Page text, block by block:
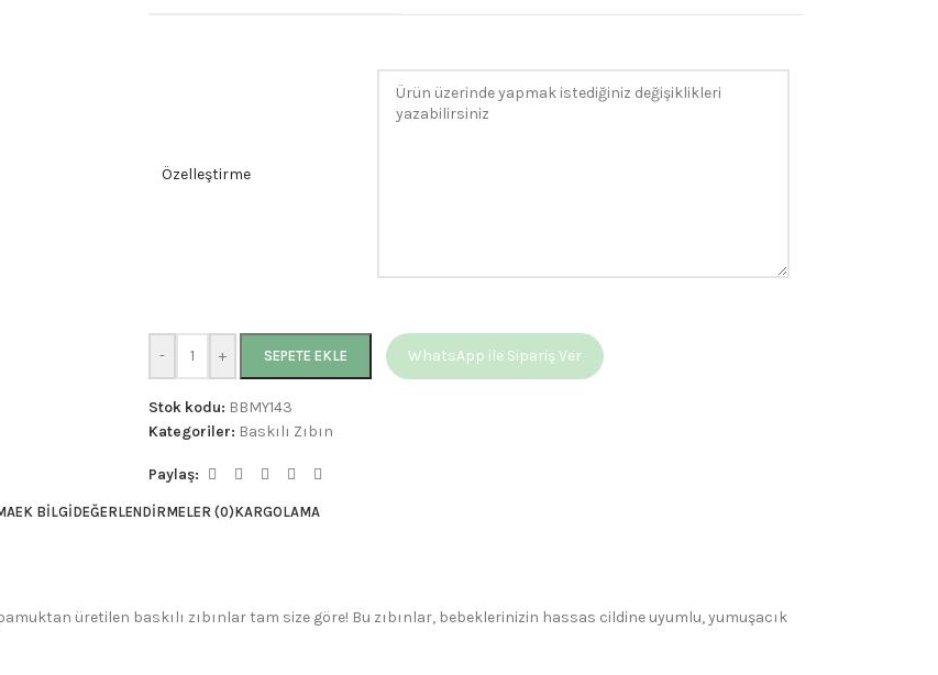
Özelleştirme
- + SEPETE EKLE WhatsApp ile Sipariş Ver
Stok kodu: BBMY143
Kategoriler: Baskılı Zıbın
Paylaş:
EK BILGIDEĞERLENDIRMELER (0)KARGOLAMA
üretilen baskılı zıbınlar tam size göre! Bu zıbınlar, bebeklerinizin hassas cildine uyumlu, yumuşacık